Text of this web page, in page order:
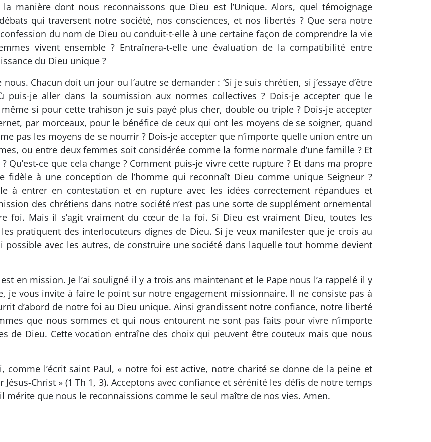
manière dont nous reconnaissons que Dieu est l’Unique. Alors, quel témoignage
qui traversent notre société, nos consciences, et nos libertés ? Que sera notre
du nom de Dieu ou conduit-t-elle à une certaine façon de comprendre la vie
vivent ensemble ? Entraînera-t-elle une évaluation de la compatibilité entre
du Dieu unique ?
Chacun doit un jour ou l’autre se demander : ‘Si je suis chrétien, si j’essaye d’être
puis-je aller dans la soumission aux normes collectives ? Dois-je accepter que le
si pour cette trahison je suis payé plus cher, double ou triple ? Dois-je accepter
par morceaux, pour le bénéfice de ceux qui ont les moyens de se soigner, quand
pas les moyens de se nourrir ? Dois-je accepter que n’importe quelle union entre un
ou entre deux femmes soit considérée comme la forme normale d’une famille ? Et
Qu’est-ce que cela change ? Comment puis-je vivre cette rupture ? Et dans ma propre
fidèle à une conception de l’homme qui reconnaît Dieu comme unique Seigneur ?
à entrer en contestation et en rupture avec les idées correctement répandues et
des chrétiens dans notre société n’est pas une sorte de supplément ornemental
foi. Mais il s’agit vraiment du cœur de la foi. Si Dieu est vraiment Dieu, toutes les
pratiquent des interlocuteurs dignes de Dieu. Si je veux manifester que je crois au
avec les autres, de construire une société dans laquelle tout homme devient
en mission. Je l’ai souligné il y a trois ans maintenant et le Pape nous l’a rappelé il y
je vous invite à faire le point sur notre engagement missionnaire. Il ne consiste pas à
d’abord de notre foi au Dieu unique. Ainsi grandissent notre confiance, notre liberté
que nous sommes et qui nous entourent ne sont pas faits pour vivre n’importe
de Dieu. Cette vocation entraîne des choix qui peuvent être couteux mais que nous
comme l’écrit saint Paul, « notre foi est active, notre charité se donne de la peine et
Christ » (1 Th 1, 3). Acceptons avec confiance et sérénité les défis de notre temps
mérite que nous le reconnaissions comme le seul maître de nos vies. Amen.